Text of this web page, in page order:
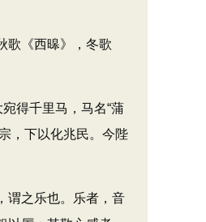
歌《西暤》，冬歌
得千里马，马名“蒲
，下以化兆民。今陛
谓之乐也。乐者，音